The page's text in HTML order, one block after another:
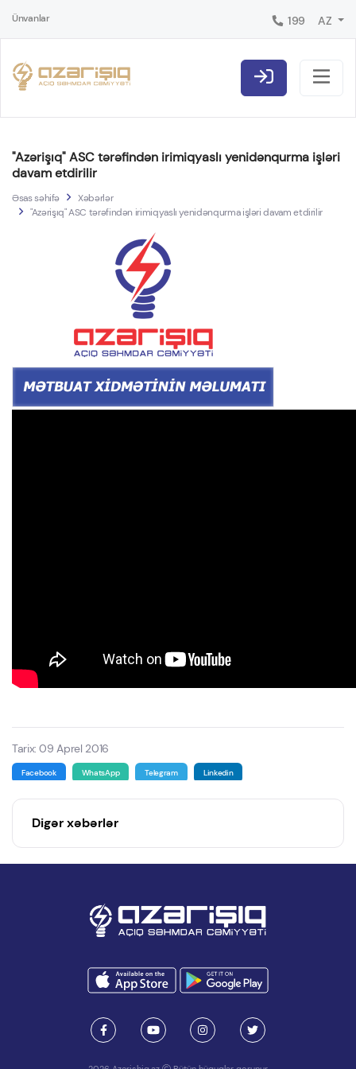
Ünvanlar 199 AZ
"Azərişıq" ASC tərəfindən irimiqyaslı yenidənqurma işləri
davam etdirilir
Əsas səhifə
Xəbərlər
"Azərişıq" ASC tərəfindən irimiqyaslı yenidənqurma işləri davam etdirilir
Tarix: 09 Aprel 2016
Facebook WhatsApp Telegram Linkedin
Digər xəbərlər